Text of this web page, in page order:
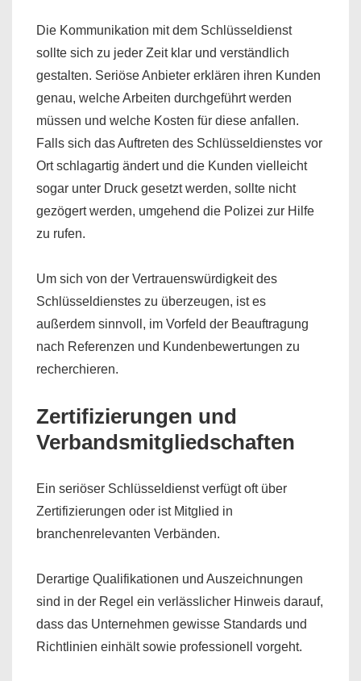
Die Kommunikation mit dem Schlüsseldienst
sollte sich zu jeder Zeit klar und verständlich
gestalten. Seriöse Anbieter erklären ihren Kunden
genau, welche Arbeiten durchgeführt werden
müssen und welche Kosten für diese anfallen.
Falls sich das Auftreten des Schlüsseldienstes vor
Ort schlagartig ändert und die Kunden vielleicht
sogar unter Druck gesetzt werden, sollte nicht
gezögert werden, umgehend die Polizei zur Hilfe
zu rufen.
Um sich von der Vertrauenswürdigkeit des
Schlüsseldienstes zu überzeugen, ist es
außerdem sinnvoll, im Vorfeld der Beauftragung
nach Referenzen und Kundenbewertungen zu
recherchieren.
Zertifizierungen und
Verbandsmitgliedschaften
Ein seriöser Schlüsseldienst verfügt oft über
Zertifizierungen oder ist Mitglied in
branchenrelevanten Verbänden.
Derartige Qualifikationen und Auszeichnungen
sind in der Regel ein verlässlicher Hinweis darauf,
dass das Unternehmen gewisse Standards und
Richtlinien einhält sowie professionell vorgeht.